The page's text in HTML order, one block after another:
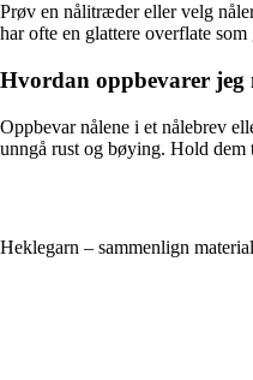
Prøv en nålitræder eller velg
har ofte en glattere overflate
Hvordan oppbevarer jeg
Oppbevar nålene i et nålebrev
unngå rust og bøying. Hold dem
Heklegarn – sammenlign